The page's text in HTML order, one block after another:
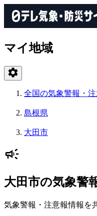
マイ地域
全国の気象警報・注
島根県
大田市
大田市の気象警
気象警報・注意報情報を